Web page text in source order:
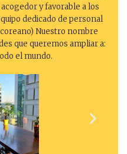
y favorable a los
dedicado de personal
Nuestro nombre
que queremos ampliar a:
el mundo.